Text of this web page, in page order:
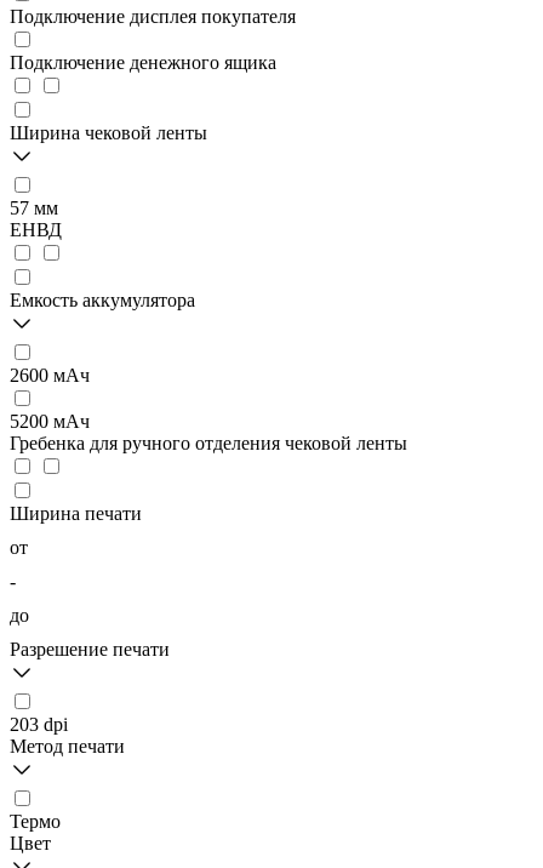
Подключение дисплея покупателя
Подключение денежного ящика
Ширина чековой ленты
57 мм
ЕНВД
Емкость аккумулятора
2600 мАч
5200 мAч
Гребенка для ручного отделения чековой ленты
Ширина печати
от
-
до
Разрешение печати
203 dpi
Метод печати
Термо
Цвет